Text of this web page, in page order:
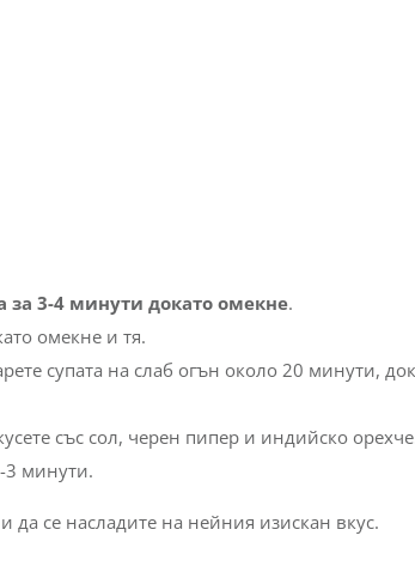
за 3-4 минути докато омекне.
омекне и тя.
супата на слаб огън около 20 минути,
със сол, черен пипер и индийско
3 минути.
да се насладите на нейния изискан вкус.